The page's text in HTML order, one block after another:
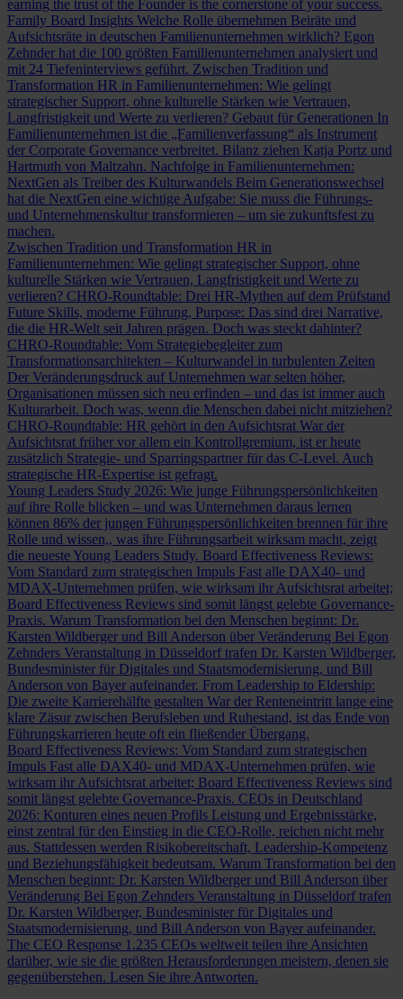
earning the trust of the Founder is the cornerstone of your success.
Family Board Insights Welche Rolle übernehmen Beiräte und
Aufsichtsräte in deutschen Familienunternehmen wirklich? Egon
Zehnder hat die 100 größten Familienunternehmen analysiert und
mit 24 Tiefeninterviews geführt. Zwischen Tradition und
Transformation HR in Familienunternehmen: Wie gelingt
strategischer Support, ohne kulturelle Stärken wie Vertrauen,
Langfristigkeit und Werte zu verlieren? Gebaut für Generationen In
Familienunternehmen ist die „Familienverfassung“ als Instrument
der Corporate Governance verbreitet. Bilanz ziehen Katja Portz und
Hartmuth von Maltzahn. Nachfolge in Familienunternehmen:
NextGen als Treiber des Kulturwandels Beim Generationswechsel
hat die NextGen eine wichtige Aufgabe: Sie muss die Führungs-
und Unternehmenskultur transformieren – um sie zukunftsfest zu
machen.
Zwischen Tradition und Transformation HR in
Familienunternehmen: Wie gelingt strategischer Support, ohne
kulturelle Stärken wie Vertrauen, Langfristigkeit und Werte zu
verlieren? CHRO-Roundtable: Drei HR-Mythen auf dem Prüfstand
Future Skills, moderne Führung, Purpose: Das sind drei Narrative,
die die HR-Welt seit Jahren prägen. Doch was steckt dahinter?
CHRO-Roundtable: Vom Strategiebegleiter zum
Transformationsarchitekten – Kulturwandel in turbulenten Zeiten
Der Veränderungsdruck auf Unternehmen war selten höher,
Organisationen müssen sich neu erfinden – und das ist immer auch
Kulturarbeit. Doch was, wenn die Menschen dabei nicht mitziehen?
CHRO-Roundtable: HR gehört in den Aufsichtsrat War der
Aufsichtsrat früher vor allem ein Kontrollgremium, ist er heute
zusätzlich Strategie- und Sparringspartner für das C-Level. Auch
strategische HR-Expertise ist gefragt.
Young Leaders Study 2026: Wie junge Führungspersönlichkeiten
auf ihre Rolle blicken – und was Unternehmen daraus lernen
können 86% der jungen Führungspersönlichkeiten brennen für ihre
Rolle und wissen,, was ihre Führungsarbeit wirksam macht, zeigt
die neueste Young Leaders Study. Board Effectiveness Reviews:
Vom Standard zum strategischen Impuls Fast alle DAX40- und
MDAX-Unternehmen prüfen, wie wirksam ihr Aufsichtsrat arbeitet;
Board Effectiveness Reviews sind somit längst gelebte Governance-
Praxis. Warum Transformation bei den Menschen beginnt: Dr.
Karsten Wildberger und Bill Anderson über Veränderung Bei Egon
Zehnders Veranstaltung in Düsseldorf trafen Dr. Karsten Wildberger,
Bundesminister für Digitales und Staatsmodernisierung, und Bill
Anderson von Bayer aufeinander. From Leadership to Eldership:
Die zweite Karrierehälfte gestalten War der Renteneintritt lange eine
klare Zäsur zwischen Berufsleben und Ruhestand, ist das Ende von
Führungskarrieren heute oft ein fließender Übergang.
Board Effectiveness Reviews: Vom Standard zum strategischen
Impuls Fast alle DAX40- und MDAX-Unternehmen prüfen, wie
wirksam ihr Aufsichtsrat arbeitet; Board Effectiveness Reviews sind
somit längst gelebte Governance-Praxis. CEOs in Deutschland
2026: Konturen eines neuen Profils Leistung und Ergebnisstärke,
einst zentral für den Einstieg in die CEO-Rolle, reichen nicht mehr
aus. Stattdessen werden Risikobereitschaft, Leadership-Kompetenz
und Beziehungsfähigkeit bedeutsam. Warum Transformation bei den
Menschen beginnt: Dr. Karsten Wildberger und Bill Anderson über
Veränderung Bei Egon Zehnders Veranstaltung in Düsseldorf trafen
Dr. Karsten Wildberger, Bundesminister für Digitales und
Staatsmodernisierung, und Bill Anderson von Bayer aufeinander.
The CEO Response 1.235 CEOs weltweit teilen ihre Ansichten
darüber, wie sie die größten Herausforderungen meistern, denen sie
gegenüberstehen. Lesen Sie ihre Antworten.